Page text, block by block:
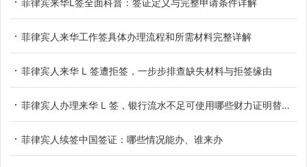
菲律宾来华L签全面科普：签证定义与完整申请条件详解
菲律宾人来华工作签具体办理流程和所需材料完整详解
菲律宾人来华 L 签遭拒签，一步步排查缺失材料与拒签缘由
菲律宾人办理来华 L 签，银行流水不足可使用哪些财力证明替代方案
菲律宾人续签中国签证：哪些情况能办、谁来办